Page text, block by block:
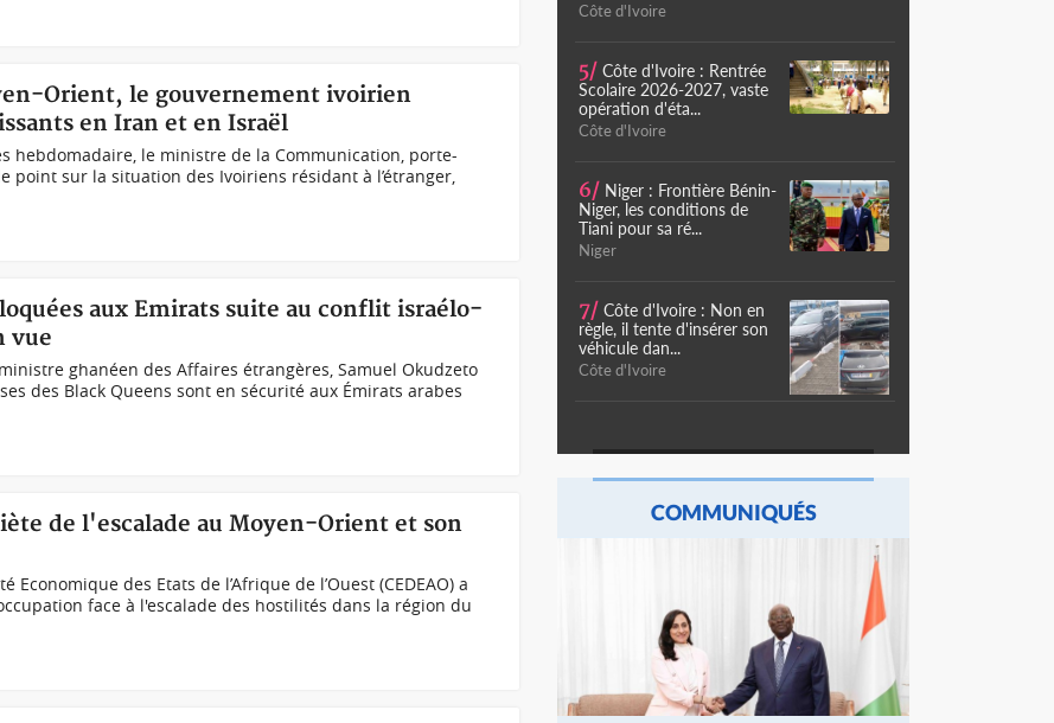
Orient, le gouvernement ivoirien
en Iran et en Israël
hebdomadaire, le ministre de la Communication, porte-
point sur la situation des Ivoiriens résidant à l’étranger,
aux Emirats suite au conflit israélo-
vue
ghanéen des Affaires étrangères, Samuel Okudzeto
des Black Queens sont en sécurité aux Émirats arabes
de l'escalade au Moyen-Orient et son
Economique des Etats de l’Afrique de l’Ouest (CEDEAO) a
face à l'escalade des hostilités dans la région du
Côte d'Ivoire
5/ Côte d'Ivoire : Rentrée
Scolaire 2026-2027, vaste
opération d'éta...
Côte d'Ivoire
6/ Niger : Frontière Bénin-
Niger, les conditions de
Tiani pour sa ré...
Niger
7/ Côte d'Ivoire : Non en
règle, il tente d'insérer son
véhicule dan...
Côte d'Ivoire
COMMUNIQUÉS